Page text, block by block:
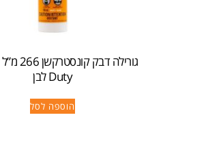
Duty לבן
הוספה לסל